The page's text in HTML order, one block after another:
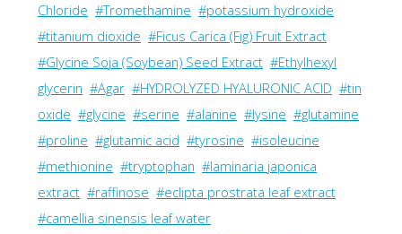
Chloride #Tromethamine #potassium hydroxide
#titanium dioxide #Ficus Carica (Fig) Fruit Extract
#Glycine Soja (Soybean) Seed Extract #Ethylhexyl
glycerin #Agar #HYDROLYZED HYALURONIC ACID #tin
oxide #glycine #serine #alanine #lysine #glutamine
#proline #glutamic acid #tyrosine #isoleucine
#methionine #tryptophan #laminaria japonica
extract #raffinose #eclipta prostrata leaf extract
#camellia sinensis leaf water